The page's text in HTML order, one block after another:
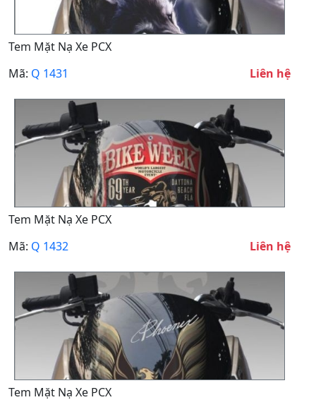
Tem Mặt Nạ Xe PCX
Mã: Q 1431 Liên hệ
Tem Mặt Nạ Xe PCX
Mã: Q 1432 Liên hệ
Tem Mặt Nạ Xe PCX